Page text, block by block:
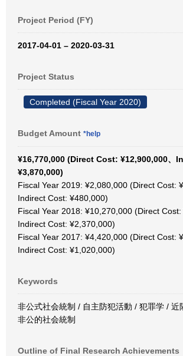
Project Period (FY)
2017-04-01 – 2020-03-31
Project Status
Completed (Fiscal Year 2020)
Budget Amount *help
¥16,770,000 (Direct Cost: ¥12,900,000、
¥3,870,000)
Fiscal Year 2019: ¥2,080,000 (Direct Cost:
Indirect Cost: ¥480,000)
Fiscal Year 2018: ¥10,270,000 (Direct Cost:
Indirect Cost: ¥2,370,000)
Fiscal Year 2017: ¥4,420,000 (Direct Cost:
Indirect Cost: ¥1,020,000)
Keywords
非公式社会統制 / 自主防犯活動 / 犯罪学 / 近
非公的社会統制
Outline of Final Research Achievements